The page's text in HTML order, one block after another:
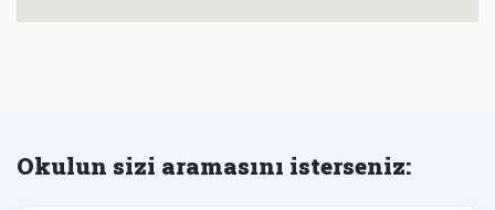
Okulun sizi aramasını isterseniz: